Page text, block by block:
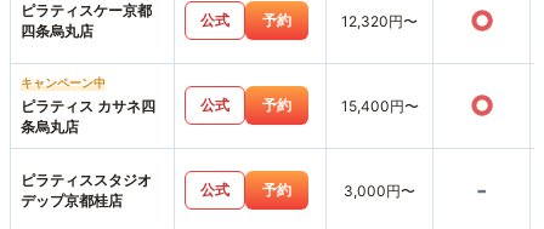
ピラティスケー京都
四条烏丸店
公式 予約 12,320円〜 ○
キャンペーン中
ピラティス カサネ四
条烏丸店
公式 予約 15,400円〜 ○
ピラティススタジオ
デップ京都桂店
公式 予約 3,000円〜 -